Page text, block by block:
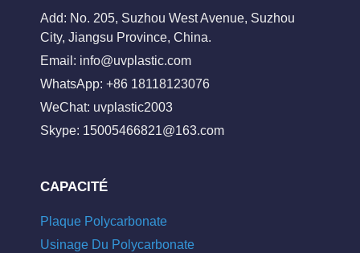
Add: No. 205, Suzhou West Avenue, Suzhou
City, Jiangsu Province, China.
Email: info@uvplastic.com
WhatsApp: +86 18118123076
WeChat: uvplastic2003
Skype: 15005466821@163.com
CAPACITÉ
Plaque Polycarbonate
Usinage Du Polycarbonate